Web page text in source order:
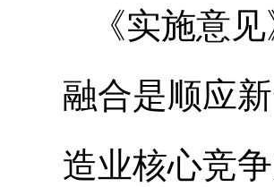
《实施意
融合是顺应
造业核心竞